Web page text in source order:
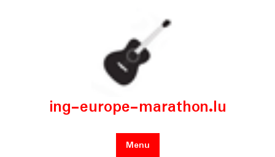
ing-europe-marathon.lu
Menu